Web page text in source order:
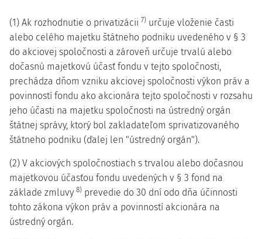
(1) Ak rozhodnutie o privatizácii 7) určuje vloženie časti
alebo celého majetku štátneho podniku uvedeného v § 3
do akciovej spoločnosti a zároveň určuje trvalú alebo
dočasnú majetkovú účasť fondu v tejto spoločnosti,
prechádza dňom vzniku akciovej spoločnosti výkon práv a
povinností fondu ako akcionára tejto spoločnosti v rozsahu
jeho účasti na majetku spoločnosti na ústredný orgán
štátnej správy, ktorý bol zakladateľom sprivatizovaného
štátneho podniku (ďalej len "ústredný orgán").
(2) V akciových spoločnostiach s trvalou alebo dočasnou
majetkovou účasťou fondu uvedených v § 3 fond na
základe zmluvy 8) prevedie do 30 dní odo dňa účinnosti
tohto zákona výkon práv a povinností akcionára na
ústredný orgán.